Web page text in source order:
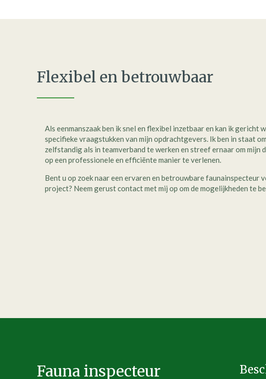
Flexibel en betrouwbaar
Als eenmanszaak ben ik snel en flexibel inzetbaar en kan ik gericht
specifieke vraagstukken van mijn opdrachtgevers. Ik ben in staat
zelfstandig als in teamverband te werken en streef ernaar om mijn
op een professionele en efficiënte manier te verlenen.
Bent u op zoek naar een ervaren en betrouwbare faunainspecteur
project? Neem gerust contact met mij op om de mogelijkheden te
Fauna inspecteur